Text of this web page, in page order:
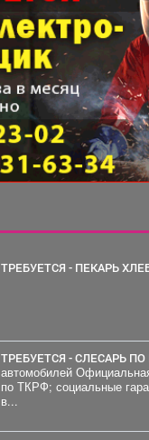
ТРЕБУЕТСЯ - ПЕКАРЬ
ТРЕБУЕТСЯ - СЛЕСАРЬ
автомобилей
по ТКРФ; социальные
в...